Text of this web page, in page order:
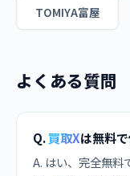
TOMIYA富屋
よくある質問
Q.買取Xは無料
A. はい、完全無料